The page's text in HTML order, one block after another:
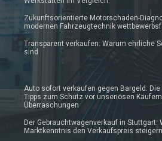
Zukunftsorientierte Motorschaden-
modernen Fahrzeugtechnik
Transparent verkaufen: Warum ehrliche
sind
Auto sofort verkaufen gegen Bargeld:
Tipps zum Schutz vor unseriösen
Überraschungen
Der Gebrauchtwagenverkauf in Stuttgart:
Marktkenntnis den Verkaufspreis